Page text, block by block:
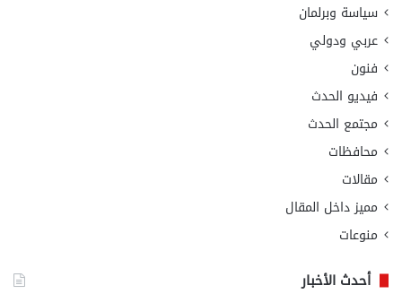
سياسة وبرلمان
عربي ودولي
فنون
فيديو الحدث
مجتمع الحدث
محافظات
مقالات
مميز داخل المقال
منوعات
أحدث الأخبار